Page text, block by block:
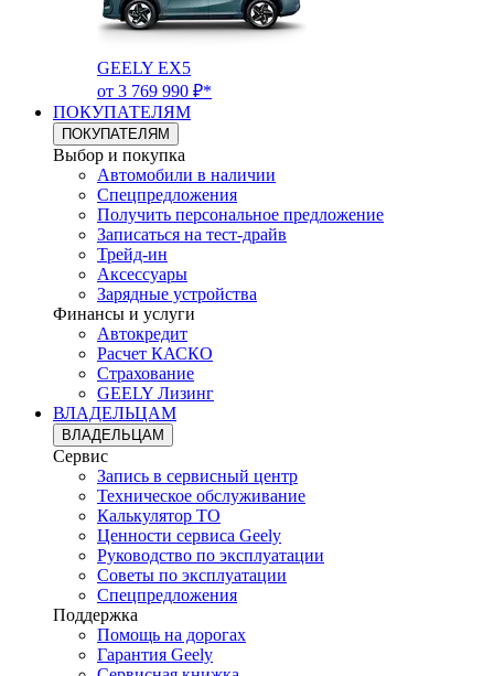
GEELY EX5
от 3 769 990 ₽*
ПОКУПАТЕЛЯМ
ПОКУПАТЕЛЯМ
Выбор и покупка
Автомобили в наличии
Спецпредложения
Получить персональное предложение
Записаться на тест-драйв
Трейд-ин
Аксессуары
Зарядные устройства
Финансы и услуги
Автокредит
Расчет КАСКО
Страхование
GEELY Лизинг
ВЛАДЕЛЬЦАМ
ВЛАДЕЛЬЦАМ
Сервис
Запись в сервисный центр
Техническое обслуживание
Калькулятор ТО
Ценности сервиса Geely
Руководство по эксплуатации
Советы по эксплуатации
Спецпредложения
Поддержка
Помощь на дорогах
Гарантия Geely